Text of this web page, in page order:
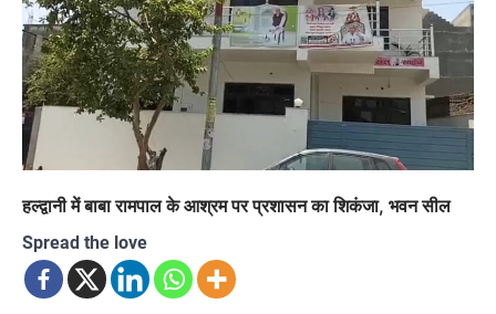
हल्द्वानी में बाबा रामपाल के आश्रम पर प्रशासन का शिकंजा, भवन सील
Spread the love